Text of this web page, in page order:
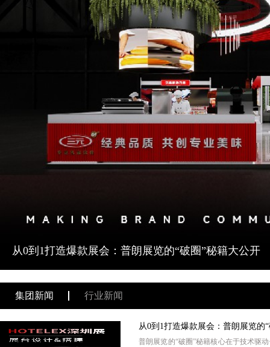
从0到1打造爆款展会：普朗展览的“破圈”秘籍大公开
集团新闻 行业新闻
从0到1打造爆款展会：普朗展览的
普朗展览的“破圈”秘籍核心在于‌技术驱